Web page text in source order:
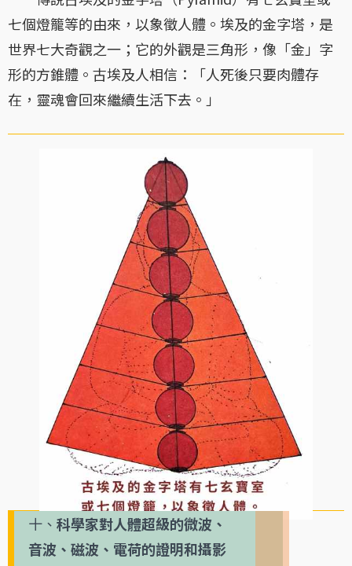
七個燈籠等的由來，以象徵人體。埃及的金字塔，是
世界七大奇觀之一；它的外觀是三角形，像「金」字
形的方錐體。古埃及人相信：「人死後只要肉體存
在，靈魂會回來繼續生活下去。」
十、 科學家對人體超級的微波、
音波、磁波、電荷的證明和攝影